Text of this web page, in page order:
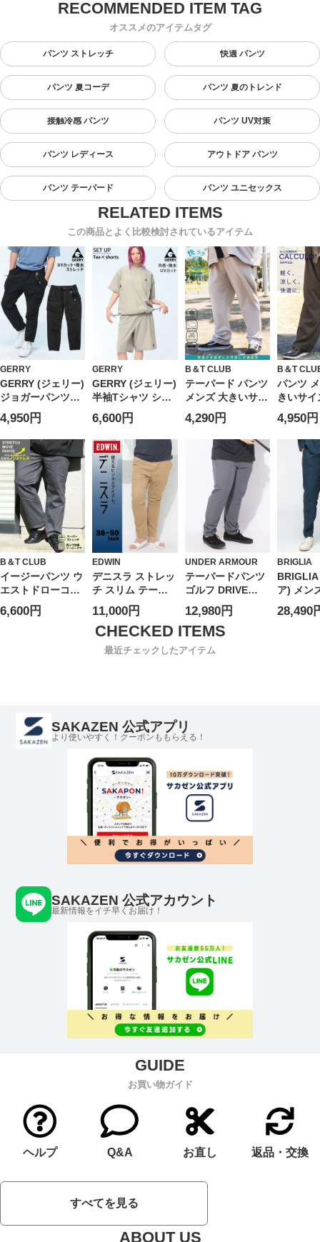
オススメのアイテムタグ
パンツ ストレッチ 快適 パンツ
パンツ 夏コーデ パンツ 夏のトレンド
接触冷感 パンツ パンツ UV対策
パンツ レディース アウトドア パンツ
パンツ テーパード パンツ ユニセックス
この商品とよく比較検討されているアイテム
GERRY
GERRY (ジェリー)
ジョガーパンツ
UVカット ストレ
ッチ 撥水 ロゴ刺
繍 クライミングパ
ンツ ボトムス ス
ポーツ アウトドア
ランニング 多機能
春 夏 ユニセック
ス
4,950円
GERRY
GERRY (ジェリー)
半袖Tシャツ ショ
ートパンツ セット
アップ 撥水 冷感
ストレッチ ナイロ
ン 上下セット ユ
ニセックス
6,600円
B＆T CLUB
テーパード パンツ
メンズ 大きいサイ
ズ 快ラクWEAR
DRYリップル ウエ
ストゴム イージー
パンツ ボトムス
スラックス ジャー
ジ ラフ
4,290円
B＆T
パンツ
きいサ
乾 カル
地 タッ
ドパン
ロング
イ 薄手
4,950円
B＆T CLUB
イージーパンツ ウ
エストドローコー
ド ジップアップ
ストレッチ 5ポケ
6,600円
EDWIN
デニスラ ストレッ
チ スリム テーパ
ードパンツ 大きい
サイズ メンズ
11,000円
UNDER ARMOUR
テーパードパンツ
ゴルフ DRIVE
TAPERED PANTS
メンズ 大きいサイ
ズ STORM 4WAY
ストレッチ 撥水
ゴルフ ロングパン
12,980円
BRIGLIA
ア) メン
ード パ
ン 麻100
28,490
最近チェックしたアイテム
SAKAZEN 公式アプリ
より使いやすく！クーポンももらえる！
SAKAZEN 公式アカウント
最新情報をイチ早くお届け！
お買い物ガイド
ヘルプ Q&A お直し 返品・交換
すべてを見る